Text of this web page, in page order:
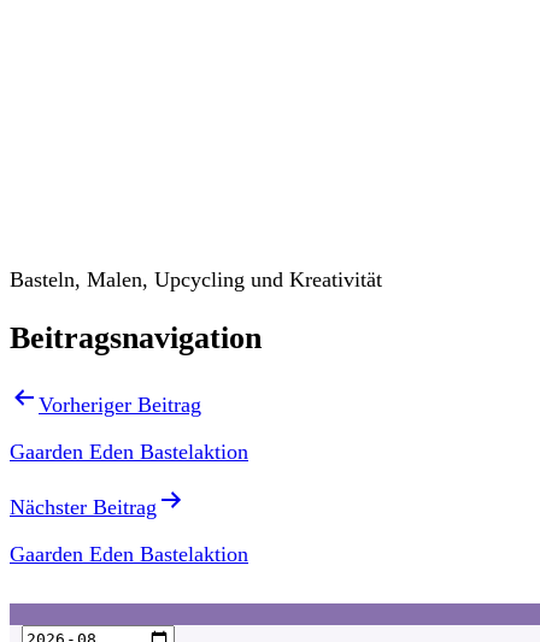
Basteln, Malen, Upcycling und Kreativität
Beitragsnavigation
Vorheriger Beitrag
Gaarden Eden Bastelaktion
Nächster Beitrag
Gaarden Eden Bastelaktion